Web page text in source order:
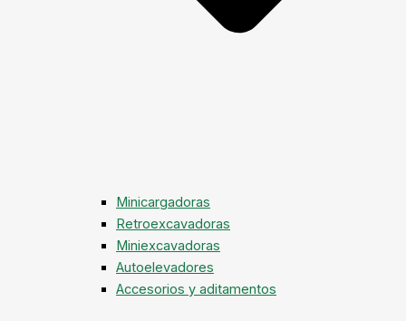
Minicargadoras
Retroexcavadoras
Miniexcavadoras
Autoelevadores
Accesorios y aditamentos